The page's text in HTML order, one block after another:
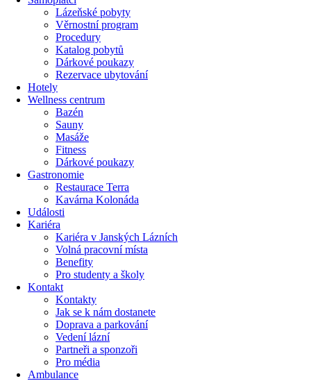
Lázeňské pobyty
Věrnostní program
Procedury
Katalog pobytů
Dárkové poukazy​
Rezervace ubytování
Hotely
Wellness centrum
Bazén
Sauny
Masáže
Fitness
Dárkové poukazy​
Gastronomie
Restaurace Terra
Kavárna Kolonáda
Události
Kariéra
Kariéra v Janských Lázních
Volná pracovní místa
Benefity
Pro studenty a školy
Kontakt
Kontakty
Jak se k nám dostanete
Doprava a parkování
Vedení lázní
Partneři a sponzoři
Pro média
Ambulance